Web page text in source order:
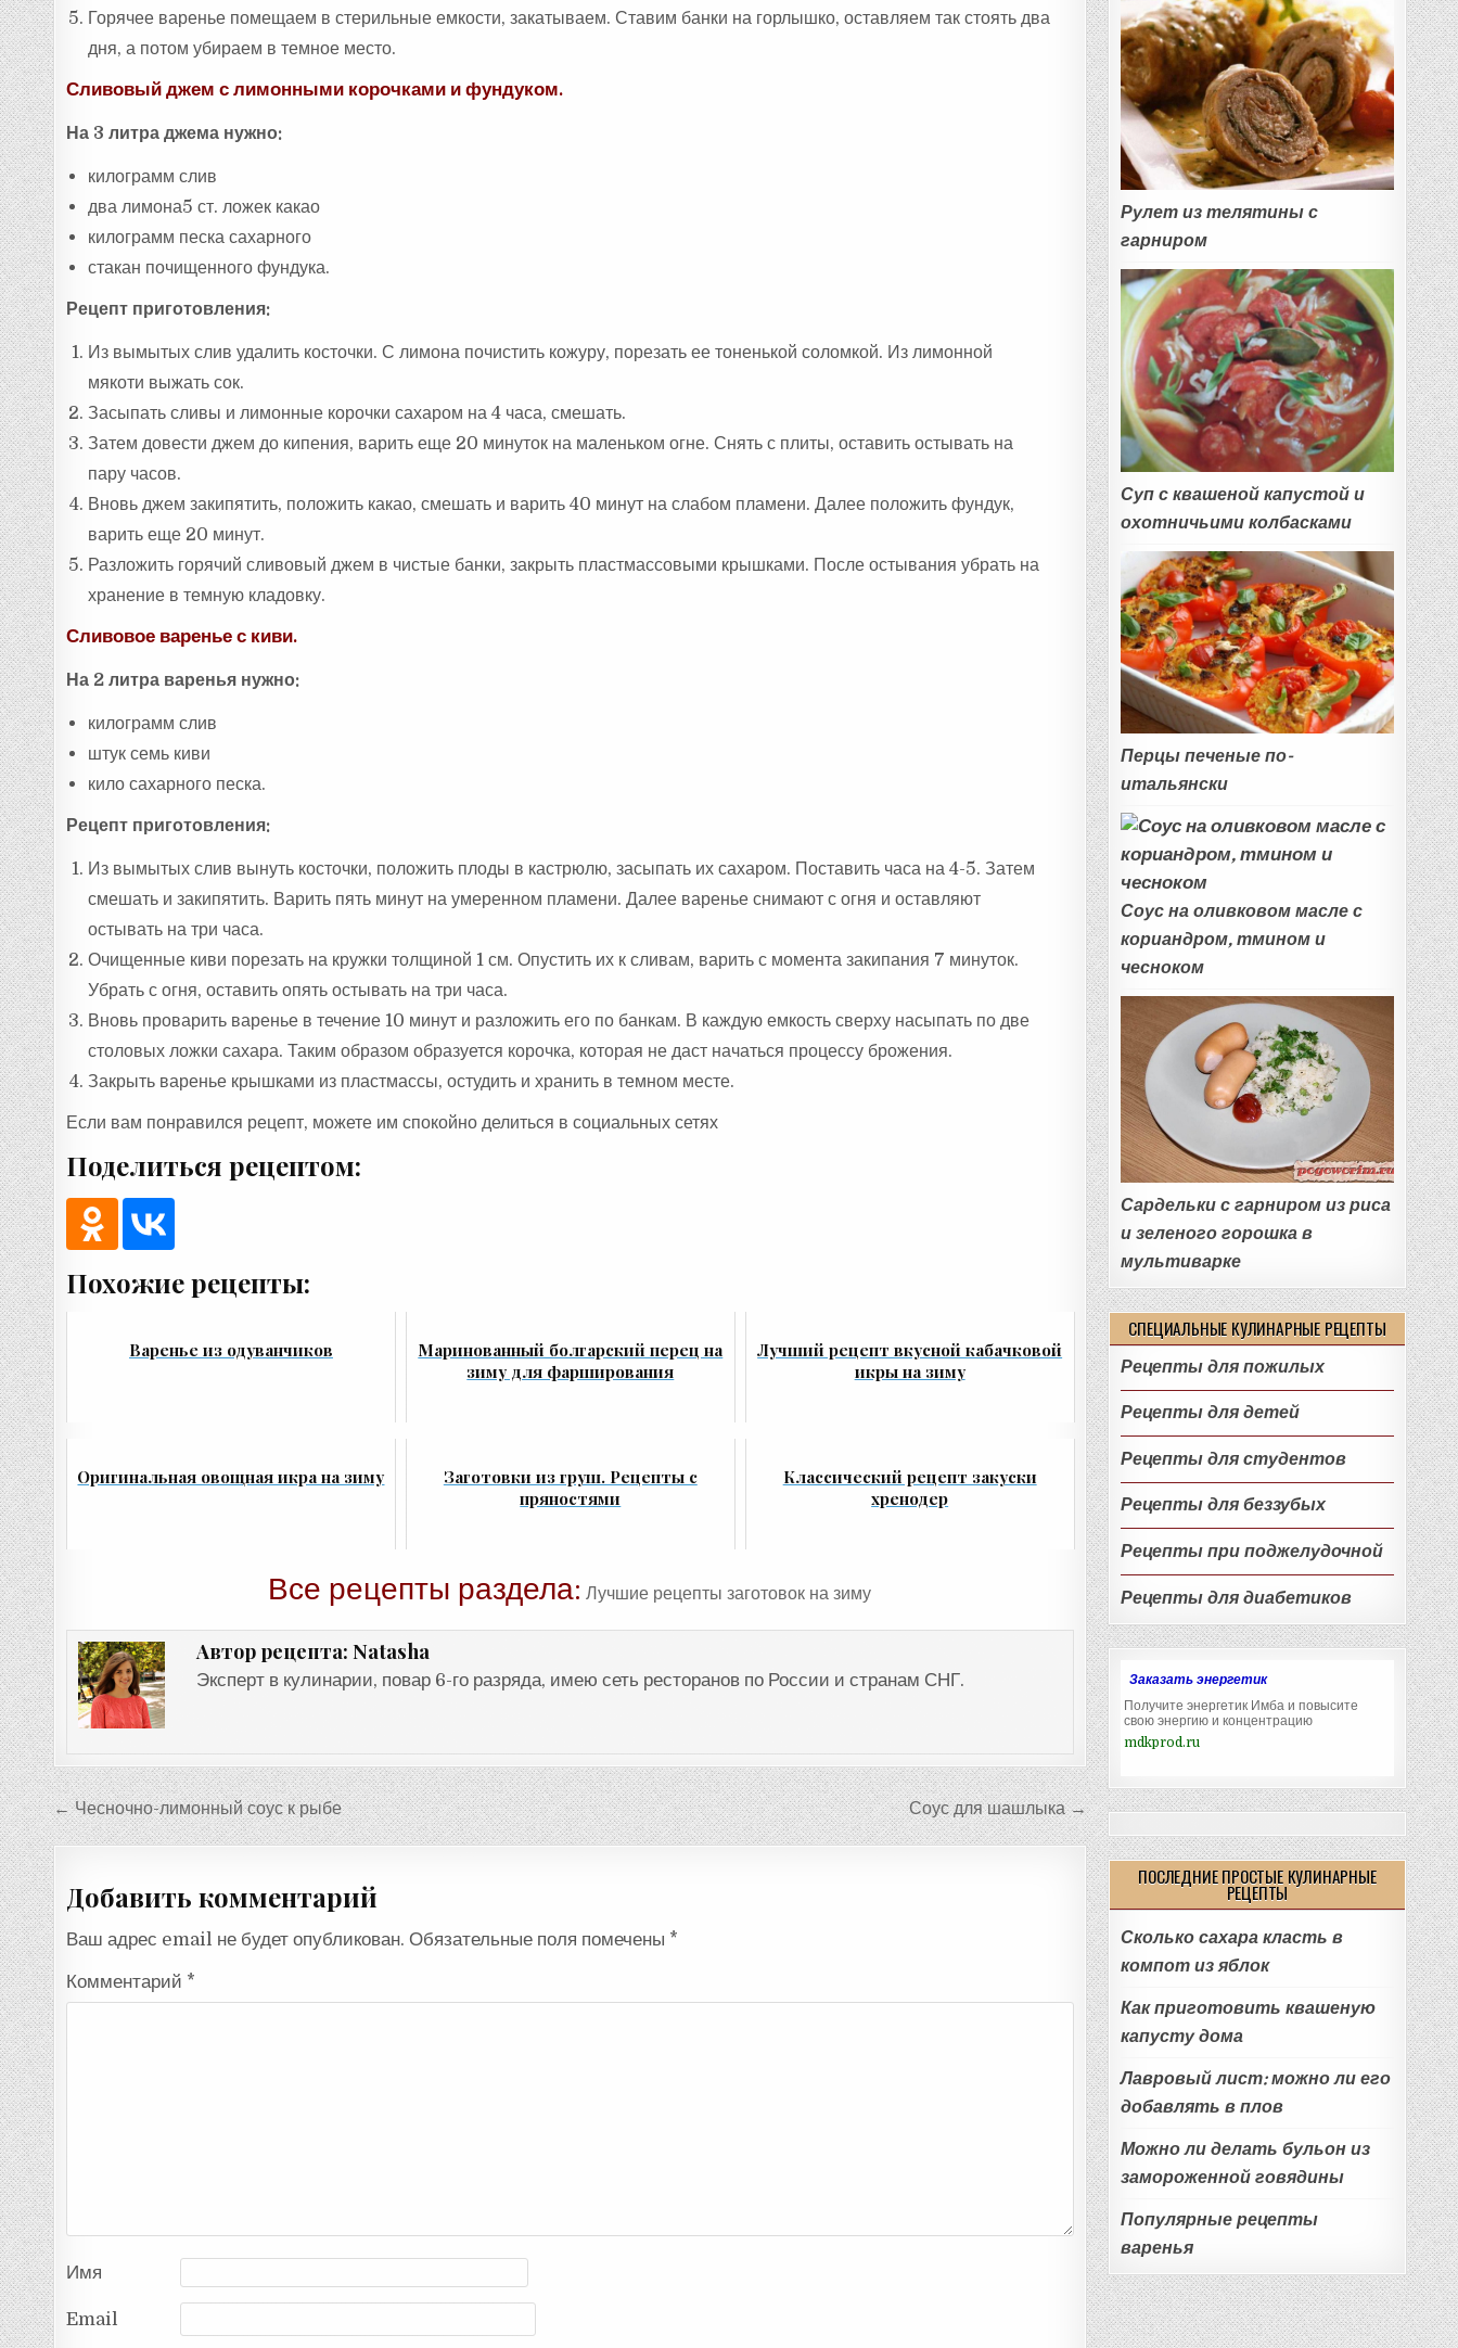
Горячее варенье помещаем в стерильные емкости, закатываем. Ставим банки на горлышко, оставляем так стоять два
дня, а потом убираем в темное место.
Сливовый джем с лимонными корочками и фундуком.
На 3 литра джема нужно:
килограмм слив
два лимона5 ст. ложек какао
килограмм песка сахарного
стакан почищенного фундука.
Рецепт приготовления:
Из вымытых слив удалить косточки. С лимона почистить кожуру, порезать ее тоненькой соломкой. Из лимонной
мякоти выжать сок.
Засыпать сливы и лимонные корочки сахаром на 4 часа, смешать.
Затем довести джем до кипения, варить еще 20 минуток на маленьком огне. Снять с плиты, оставить остывать на
пару часов.
Вновь джем закипятить, положить какао, смешать и варить 40 минут на слабом пламени. Далее положить фундук,
варить еще 20 минут.
Разложить горячий сливовый джем в чистые банки, закрыть пластмассовыми крышками. После остывания убрать на
хранение в темную кладовку.
Сливовое варенье с киви.
На 2 литра варенья нужно:
килограмм слив
штук семь киви
кило сахарного песка.
Рецепт приготовления:
Из вымытых слив вынуть косточки, положить плоды в кастрюлю, засыпать их сахаром. Поставить часа на 4-5. Затем
смешать и закипятить. Варить пять минут на умеренном пламени. Далее варенье снимают с огня и оставляют
остывать на три часа.
Очищенные киви порезать на кружки толщиной 1 см. Опустить их к сливам, варить с момента закипания 7 минуток.
Убрать с огня, оставить опять остывать на три часа.
Вновь проварить варенье в течение 10 минут и разложить его по банкам. В каждую емкость сверху насыпать по две
столовых ложки сахара. Таким образом образуется корочка, которая не даст начаться процессу брожения.
Закрыть варенье крышками из пластмассы, остудить и хранить в темном месте.
Если вам понравился рецепт, можете им спокойно делиться в социальных сетях
Поделиться рецептом:
Похожие рецепты:
Варенье из одуванчиков
Маринованный болгарский перец на
зиму для фарширования
Лучший рецепт вкусной кабачковой
икры на зиму
Оригинальная овощная икра на зиму
Заготовки из груш. Рецепты с
пряностями
Классический рецепт закуски
хренодер
Все рецепты раздела: Лучшие рецепты заготовок на зиму
Автор рецепта: Natasha
Эксперт в кулинарии, повар 6-го разряда, имею сеть ресторанов по России и странам СНГ.
Навигация
по
записям
← Чесночно-лимонный соус к рыбе Соус для шашлыка →
Добавить комментарий
Ваш адрес email не будет опубликован. Обязательные поля помечены *
Комментарий *
Имя
Email
Рулет из телятины с
гарниром
Суп с квашеной капустой и
охотничьими колбасками
Перцы печеные по-
итальянски
Соус на оливковом масле с
кориандром, тмином и
чесноком
Сардельки с гарниром из риса
и зеленого горошка в
мультиварке
СПЕЦИАЛЬНЫЕ КУЛИНАРНЫЕ РЕЦЕПТЫ
Рецепты для пожилых
Рецепты для детей
Рецепты для студентов
Рецепты для беззубых
Рецепты при поджелудочной
Рецепты для диабетиков
Заказать энергетик
Получите энергетик Имба и повысите
свою энергию и концентрацию
mdkprod.ru
ПОСЛЕДНИЕ ПРОСТЫЕ КУЛИНАРНЫЕ
РЕЦЕПТЫ
Сколько сахара класть в
компот из яблок
Как приготовить квашеную
капусту дома
Лавровый лист: можно ли его
добавлять в плов
Можно ли делать бульон из
замороженной говядины
Популярные рецепты
варенья